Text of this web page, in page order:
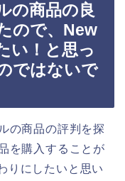
の商品の良
ので、New
い！と思っ
ではないで
の商品の評判を探
を購入することが
りにしたいと思い